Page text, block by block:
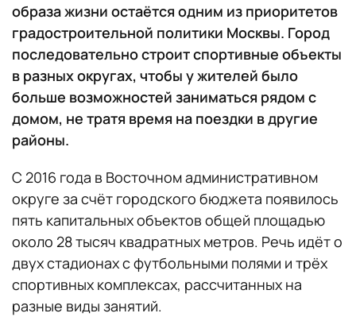
образа жизни остаётся одним из приоритетов
градостроительной политики Москвы. Город
последовательно строит спортивные объекты
в разных округах, чтобы у жителей было
больше возможностей заниматься рядом с
домом, не тратя время на поездки в другие
районы.
С 2016 года в Восточном административном
округе за счёт городского бюджета появилось
пять капитальных объектов общей площадью
около 28 тысяч квадратных метров. Речь идёт о
двух стадионах с футбольными полями и трёх
спортивных комплексах, рассчитанных на
разные виды занятий.